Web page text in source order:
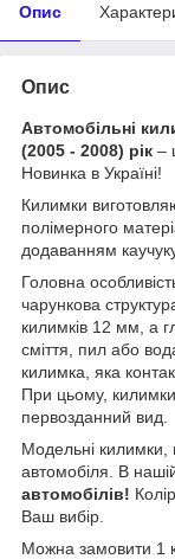
Опис
Опис
Автомобільні
(2005 - 2008) рік –
Новинка в Україні!
Килимки
полімерного
додаванням
Головна
чарункова
килимків 12 мм, а
сміття, пил або
килимка, яка
При цьому,
первозданний вид.
Модельні килимки,
автомобіля. В
автомобілів!
Ваш вибір.
Можна замовити 1